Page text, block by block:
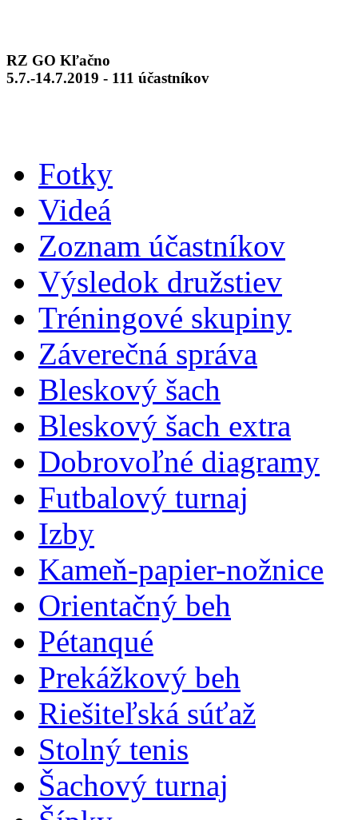
RZ GO Kľačno
5.7.-14.7.2019 - 111 účastníkov
Fotky
Videá
Zoznam účastníkov
Výsledok družstiev
Tréningové skupiny
Záverečná správa
Bleskový šach
Bleskový šach extra
Dobrovoľné diagramy
Futbalový turnaj
Izby
Kameň-papier-nožnice
Orientačný beh
Pétanqué
Prekážkový beh
Riešiteľská súťaž
Stolný tenis
Šachový turnaj